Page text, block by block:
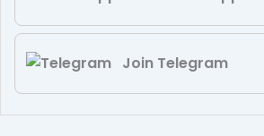
Join Telegram